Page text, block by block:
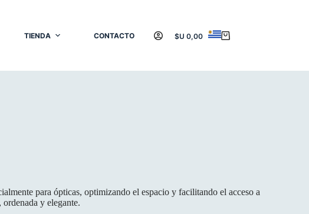
TIENDA CONTACTO
Carro
$U 0,00
para ópticas, optimizando el espacio y facilitando el acceso a
y elegante.